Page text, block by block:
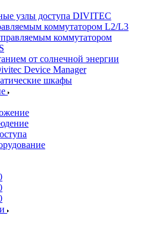
узлы доступа DIVITEC
коммутатором L2/L3
коммутатором
от солнечной энергии
Device Manager
шкафы